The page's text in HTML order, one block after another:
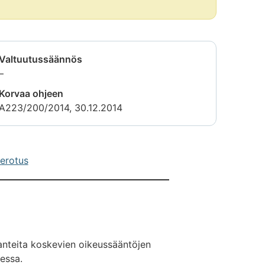
Tietoa
ei
saatavilla
ohjeen
200/2014, 30.12.2014
koskevien oikeussääntöjen